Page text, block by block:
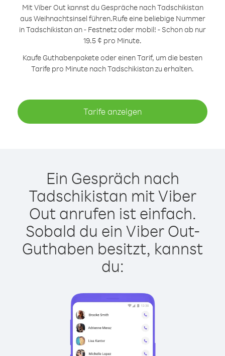
Mit Viber Out kannst du Gespräche nach Tadschikistan
aus Weihnachtsinsel führen.Rufe eine beliebige Nummer
in Tadschikistan an - Festnetz oder mobil! - Schon ab nur
19.5 ¢ pro Minute.
Kaufe Guthabenpakete oder einen Tarif, um die besten
Tarife pro Minute nach Tadschikistan zu erhalten.
Tarife anzeigen
Ein Gespräch nach
Tadschikistan mit Viber
Out anrufen ist einfach.
Sobald du ein Viber Out-
Guthaben besitzt, kannst
du: